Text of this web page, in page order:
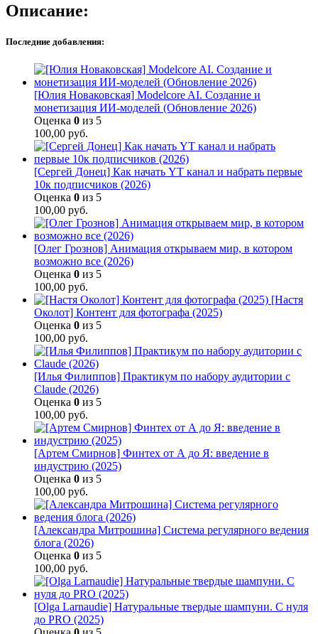
Описание:
Последние добавления:
[Юлия Новаковская] Modelcore AI. Создание и
монетизация ИИ-моделей (Обновление 2026)
Оценка 0 из 5
100,00 руб.
[Сергей Донец] Как начать YT канал и набрать первые
10к подписчиков (2026)
Оценка 0 из 5
100,00 руб.
[Олег Грознов] Анимация открываем мир, в котором
возможно все (2026)
Оценка 0 из 5
100,00 руб.
[Настя
Околот] Контент для фотографа (2025)
Оценка 0 из 5
100,00 руб.
[Илья Филиппов] Практикум по набору аудитории с
Claude (2026)
Оценка 0 из 5
100,00 руб.
[Артем Смирнов] Финтех от А до Я: введение в
индустрию (2025)
Оценка 0 из 5
100,00 руб.
[Александра Митрошина] Система регулярного ведения
блога (2026)
Оценка 0 из 5
100,00 руб.
[Olga Larnaudie] Натуральные твердые шампуни. С нуля
до PRO (2025)